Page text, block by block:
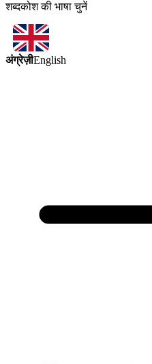
शब्दकोश की भाषा चुनें
अंग्रेज़ीEnglish